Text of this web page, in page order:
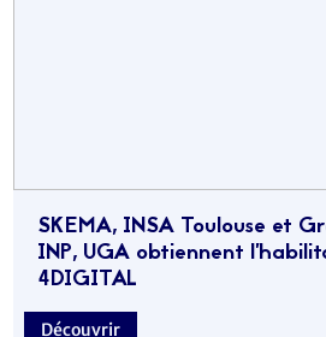
SKEMA, INSA Toulouse et
INP, UGA obtiennent
4DIGITAL
Découvrir